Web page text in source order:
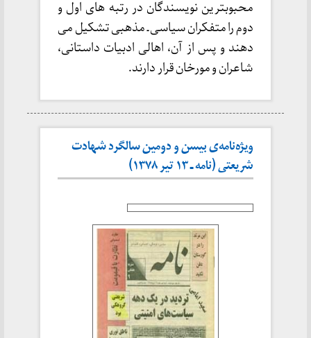
محبوبترین نویسندگان در رتبه های اول و
دوم را متفکران سیاسی ـ مذهبی تشکیل می
دهند و پس از آن، اهالی ادبیات داستانی،
شاعران و مورخان قرار دارند.
ویژه‌نامه‌ی بیسن و دومین سالگرد شهادت
شریعتی (نامه ـ ۱۳ تیر ۱۳۷۸)